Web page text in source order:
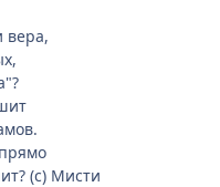
вера,
(с) Мисти